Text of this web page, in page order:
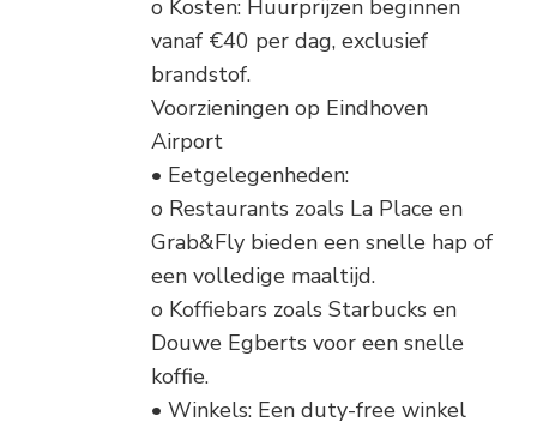
o Kosten: Huurprijzen beginnen
vanaf €40 per dag, exclusief
brandstof.
Voorzieningen op Eindhoven
Airport
• Eetgelegenheden:
o Restaurants zoals La Place en
Grab&Fly bieden een snelle hap of
een volledige maaltijd.
o Koffiebars zoals Starbucks en
Douwe Egberts voor een snelle
koffie.
• Winkels: Een duty-free winkel